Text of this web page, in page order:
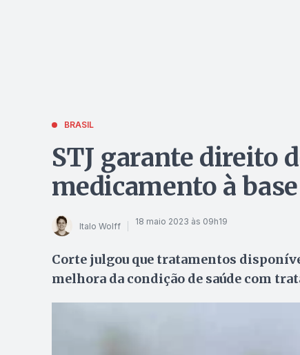
BRASIL
STJ garante direito
medicamento à
Italo Wolff 18 maio 2023 às 09h19
Corte julgou que tratamentos
melhora da condição de saúde com